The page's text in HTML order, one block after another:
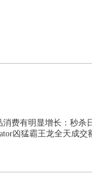
费有明显增长：秒杀
凶猛霸王龙全天成交